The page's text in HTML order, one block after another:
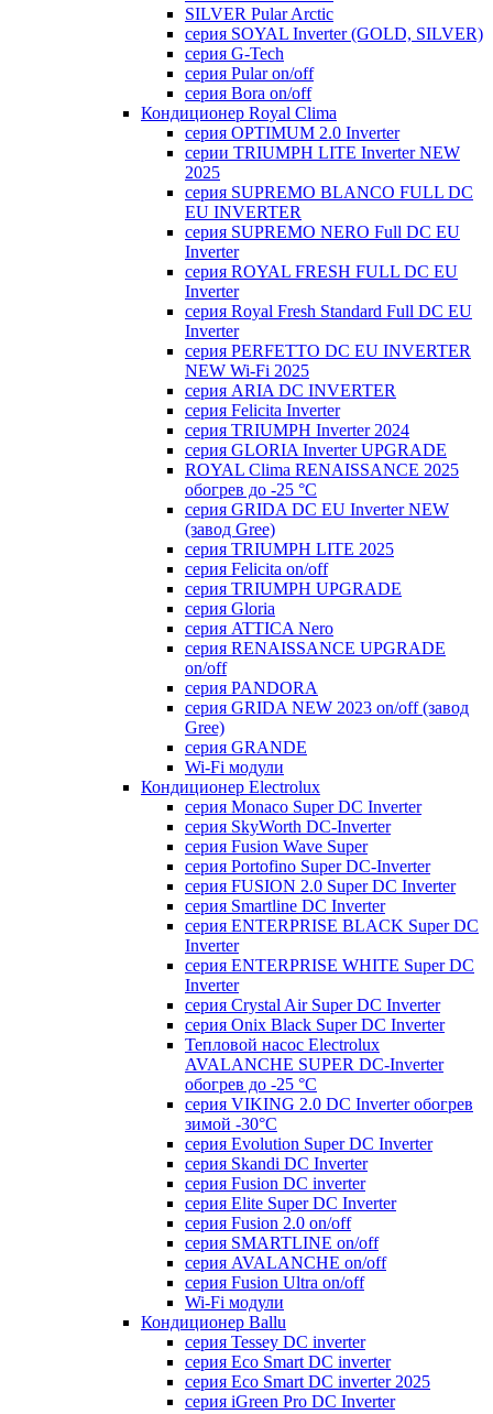
SILVER Pular Arctic
серия SOYAL Inverter (GOLD, SILVER)
серия G-Tech
серия Pular on/off
серия Bora on/off
Кондиционер Royal Clima
серия OPTIMUM 2.0 Inverter
серии TRIUMPH LITE Inverter NEW
2025
серия SUPREMO BLANCO FULL DC
EU INVERTER
серия SUPREMO NERO Full DC EU
Inverter
серия ROYAL FRESH FULL DC EU
Inverter
серия Royal Fresh Standard Full DC EU
Inverter
серия PERFETTO DC EU INVERTER
NEW Wi-Fi 2025
серия ARIA DC INVERTER
серия Felicita Inverter
серия TRIUMPH Inverter 2024
серия GLORIA Inverter UPGRADE
ROYAL Clima RENAISSANCE 2025
обогрев до -25 °С
серия GRIDA DC EU Inverter NEW
(завод Gree)
серия TRIUMPH LITE 2025
серия Felicita on/off
серия TRIUMPH UPGRADE
серия Gloria
серия ATTICA Nero
серия RENAISSANCE UPGRADE
on/off
серия PANDORA
серия GRIDA NEW 2023 on/off (завод
Gree)
серия GRANDE
Wi-Fi модули
Кондиционер Electrolux
серия Monaco Super DC Inverter
серия SkyWorth DC-Inverter
серия Fusion Wave Super
серия Portofino Super DC-Inverter
серия FUSION 2.0 Super DC Іnverter
серия Smartline DC Inverter
серия ENTERPRISE BLACK Super DC
Inverter
серия ENTERPRISE WHITE Super DC
Inverter
серия Crystal Air Super DC Inverter
серия Onix Black Super DC Inverter
Тепловой насос Electrolux
AVALANCHE SUPER DC-Inverter
обогрев до -25 °С
серия VIKING 2.0 DC Inverter обогрев
зимой -30°С
серия Evolution Super DC Inverter
серия Skandi DC Inverter
серия Fusion DC inverter
серия Elite Super DC Inverter
серия Fusion 2.0 on/off
серия SMARTLINE on/off
серия AVALANCHE on/off
серия Fusion Ultra on/off
Wi-Fi модули
Кондиционер Ballu
серия Tessey DC inverter
серия Eco Smart DC inverter
серия Eco Smart DC inverter 2025
серия iGreen Pro DC Inverter